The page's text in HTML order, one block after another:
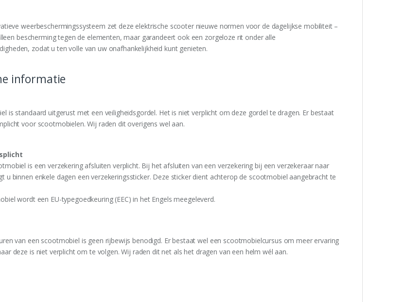
weerbeschermingssysteem zet deze elektrische scooter nieuwe normen voor de dagelijkse mobiliteit –
bescherming tegen de elementen, maar garandeert ook een zorgeloze rit onder alle
zodat u ten volle van uw onafhankelijkheid kunt genieten.
informatie
is standaard uitgerust met een veiligheidsgordel. Het is niet verplicht om deze gordel te dragen. Er bestaat
voor scootmobielen. Wij raden dit overigens wel aan.
is een verzekering afsluiten verplicht. Bij het afsluiten van een verzekering bij een verzekeraar naar
u binnen enkele dagen een verzekeringssticker. Deze sticker dient achterop de scootmobiel aangebracht te
wordt een EU-typegoedkeuring (EEC) in het Engels meegeleverd.
van een scootmobiel is geen rijbewijs benodigd. Er bestaat wel een scootmobielcursus om meer ervaring
deze is niet verplicht om te volgen. Wij raden dit net als het dragen van een helm wél aan.